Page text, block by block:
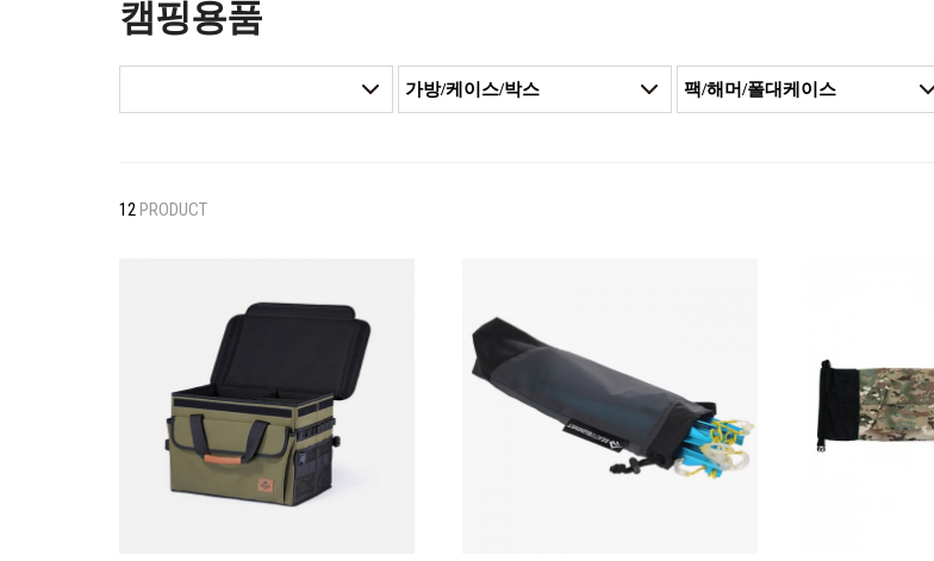
전체브랜드
ㄱ
캠핑용품
12PRODUCT